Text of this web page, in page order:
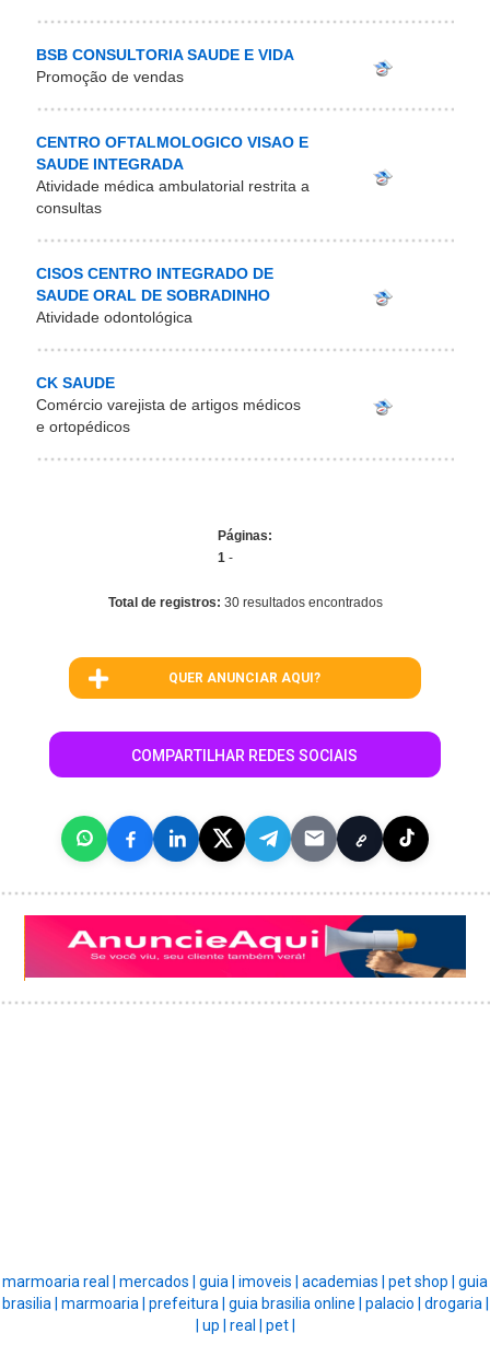
BSB CONSULTORIA SAUDE E VIDA
Promoção de vendas
CENTRO OFTALMOLOGICO VISAO E
SAUDE INTEGRADA
Atividade médica ambulatorial restrita a
consultas
CISOS CENTRO INTEGRADO DE
SAUDE ORAL DE SOBRADINHO
Atividade odontológica
CK SAUDE
Comércio varejista de artigos médicos
e ortopédicos
Páginas:
1 -
Total de registros: 30 resultados encontrados
QUER ANUNCIAR AQUI?
COMPARTILHAR REDES SOCIAIS
marmoaria real | mercados | guia | imoveis | academias | pet shop | guia
brasilia | marmoaria | prefeitura | guia brasilia online | palacio | drogaria |
up | real | pet |